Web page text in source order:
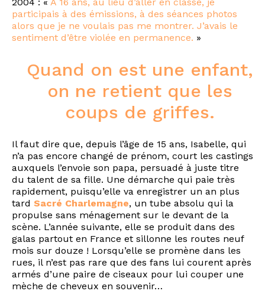
participais à des émissions, à des séances photos
alors que je ne voulais pas me montrer. J’avais le
sentiment d’être violée en permanence. »
Quand on est une enfant,
on ne retient que les
coups de griffes.
Il faut dire que, depuis l’âge de 15 ans, Isabelle, qui
n’a pas encore changé de prénom, court les castings
auxquels l’envoie son papa, persuadé à juste titre
du talent de sa fille. Une démarche qui paie très
rapidement, puisqu’elle va enregistrer un an plus
tard Sacré Charlemagne, un tube absolu qui la
propulse sans ménagement sur le devant de la
scène. L’année suivante, elle se produit dans des
galas partout en France et sillonne les routes neuf
mois sur douze ! Lorsqu’elle se promène dans les
rues, il n’est pas rare que des fans lui courent après
armés d’une paire de ciseaux pour lui couper une
mèche de cheveux en souvenir…